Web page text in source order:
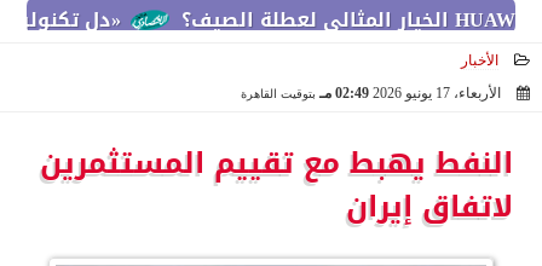
«دل تكنولوجيز»
الأخبار
الأربعاء، 17 يونيو 2026
02:49 مـ بتوقيت القاهرة
النفط يهبط مع تقييم المستثمرين
لاتفاق إيران